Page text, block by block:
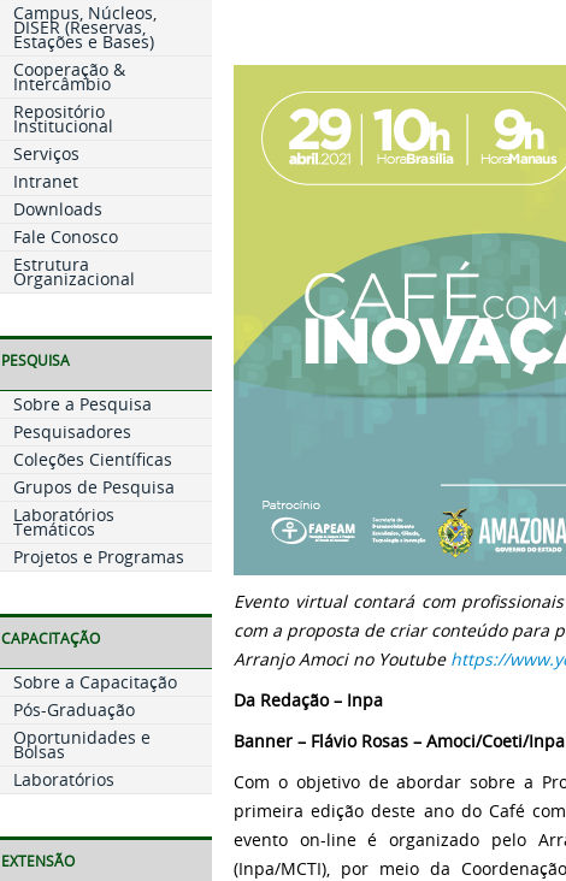
Campus, Núcleos,
DISER (Reservas,
Estações e Bases)
Cooperação &
Intercâmbio
Repositório
Institucional
Serviços
Intranet
Downloads
Fale Conosco
Estrutura
Organizacional
PESQUISA
Sobre a Pesquisa
Pesquisadores
Coleções Científicas
Grupos de Pesquisa
Laboratórios
Temáticos
Projetos e Programas
CAPACITAÇÃO
Sobre a Capacitação
Pós-Graduação
Oportunidades e
Bolsas
Laboratórios
EXTENSÃO
Evento virtual contará com
com a proposta de criar conteúdo para
Arranjo Amoci no Youtube https://
Da Redação – Inpa
Banner – Flávio Rosas – Amoci/Coeti/Inpa
Com o objetivo de abordar sobre a
primeira edição deste ano do Café
evento on-line é organizado pelo
(Inpa/MCTI), por meio da